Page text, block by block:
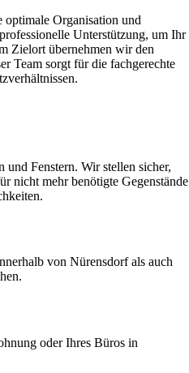
Organisation und
Unterstützung, um Ihr
Zielort übernehmen wir den
Team sorgt für die fachgerechte
Fenstern. Wir stellen sicher,
nicht mehr benötigte Gegenstände
von Nürensdorf als auch
oder Ihres Büros in